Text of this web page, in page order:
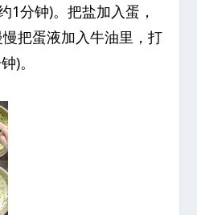
1分钟)。把盐加入蛋，
把蛋液加入牛油里，打
)。